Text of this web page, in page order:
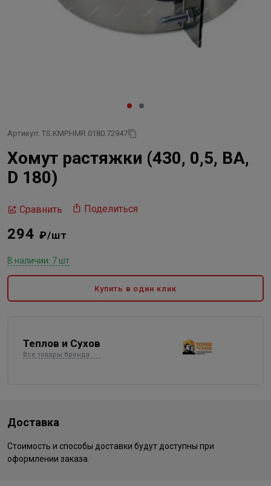
Артикул: TS.KMP.HMR.0180.72947
Хомут растяжки (430, 0,5, BA,
D 180)
Сравнить Поделиться
294 ₽/шт
В наличии: 7 шт
Купить в один клик
Теплов и Сухов
Все товары бренда
Доставка
Стоимость и способы доставки будут доступны при
оформлении заказа.